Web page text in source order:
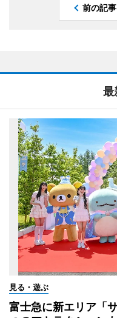
前の記事
最
見る・遊ぶ
富士急に新エリア「